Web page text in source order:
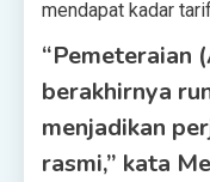
mendapat kadar
“Pemeteraian
berakhirnya
menjadikan
rasmi,” kata